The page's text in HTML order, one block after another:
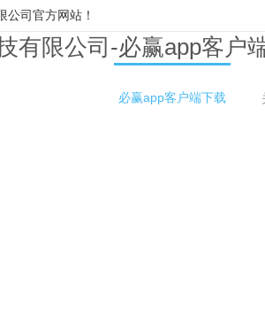
公司官方网站！
有限公司-必赢app客户
必赢app客户端下载